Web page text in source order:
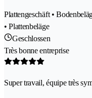
Plattengeschäft •
• Plattenbeläge
Geschlossen
Très bonne entreprise
Super travail, équipe très